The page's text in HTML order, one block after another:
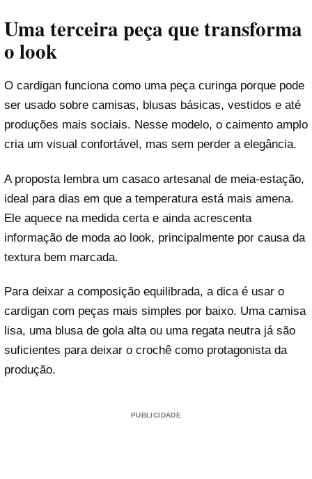
Uma terceira peça que transforma
o look
O cardigan funciona como uma peça curinga porque pode
ser usado sobre camisas, blusas básicas, vestidos e até
produções mais sociais. Nesse modelo, o caimento amplo
cria um visual confortável, mas sem perder a elegância.
A proposta lembra um casaco artesanal de meia-estação,
ideal para dias em que a temperatura está mais amena.
Ele aquece na medida certa e ainda acrescenta
informação de moda ao look, principalmente por causa da
textura bem marcada.
Para deixar a composição equilibrada, a dica é usar o
cardigan com peças mais simples por baixo. Uma camisa
lisa, uma blusa de gola alta ou uma regata neutra já são
suficientes para deixar o crochê como protagonista da
produção.
PUBLICIDADE